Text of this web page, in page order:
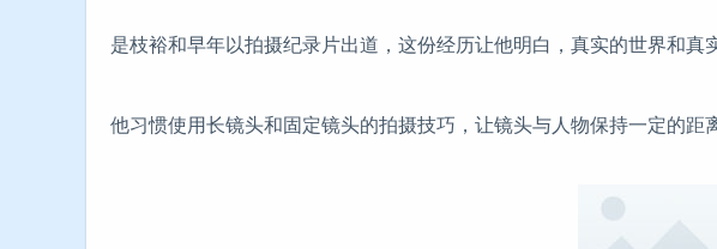
是枝裕和早年以拍摄纪录片出道，这份经历让他明白，真实的世界和
他习惯使用长镜头和固定镜头的拍摄技巧，让镜头与人物保持一定的距